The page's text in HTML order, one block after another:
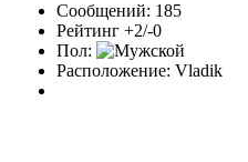
Сообщений: 185
Рейтинг +2/-0
Пол:
Расположение: Vladik